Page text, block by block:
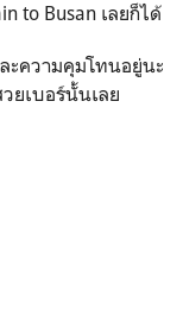
to Busan เลยก็ได้
วามคุมโทนอยู่นะ
ยเบอร์นั้นเลย